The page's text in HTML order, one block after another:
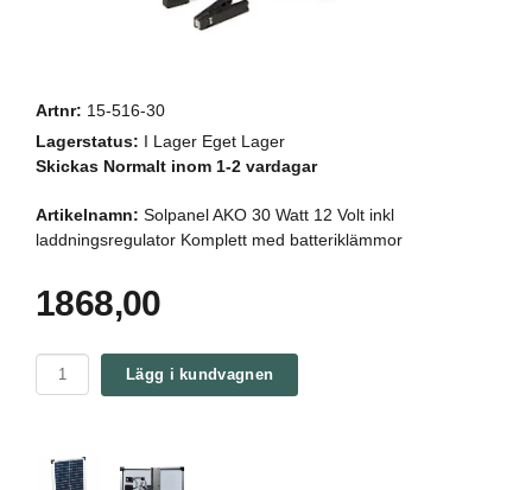
Artnr: 15-516-30
Lagerstatus: I Lager Eget Lager
Skickas Normalt inom 1-2 vardagar
Artikelnamn: Solpanel AKO 30 Watt 12 Volt inkl
laddningsregulator Komplett med batteriklämmor
1868,00
Lägg i kundvagnen